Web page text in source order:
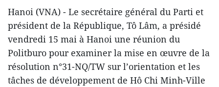
Hanoi (VNA) - Le secrétaire général du Parti et
président de la République, Tô Lâm, a présidé
vendredi 15 mai à Hanoi une réunion du
Politburo pour examiner la mise en œuvre de la
résolution n°31-NQ/TW sur l’orientation et les
tâches de développement de Hô Chi Minh-Ville